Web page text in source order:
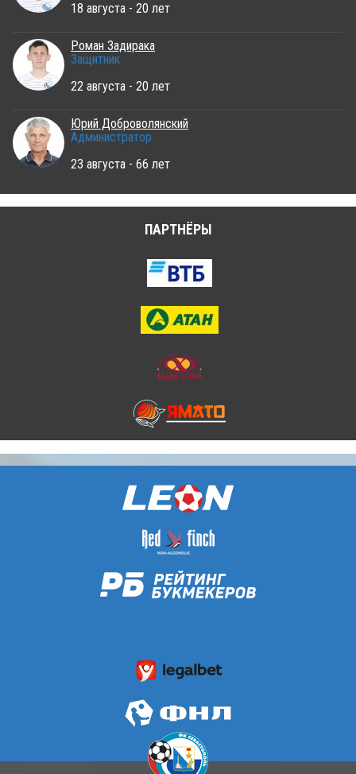
18 августа - 20 лет
Роман Задирака
Защитник
22 августа - 20 лет
Юрий Доброволянский
Администратор
23 августа - 66 лет
ПАРТНЁРЫ